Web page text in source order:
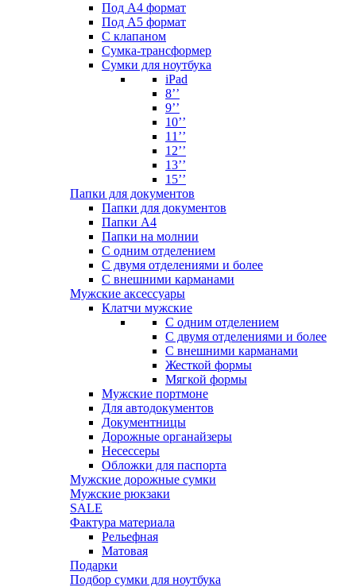
Под А4 формат
Под А5 формат
С клапаном
Сумка-трансформер
Сумки для ноутбука
iPad
8’’
9’’
10’’
11’’
12’’
13’’
15’’
Папки для документов
Папки для документов
Папки А4
Папки на молнии
С одним отделением
С двумя отделениями и более
С внешними карманами
Мужские аксессуары
Клатчи мужские
С одним отделением
С двумя отделениями и более
С внешними карманами
Жесткой формы
Мягкой формы
Мужские портмоне
Для автодокументов
Документницы
Дорожные органайзеры
Несессеры
Обложки для паспорта
Мужские дорожные сумки
Мужские рюкзаки
SALE
Фактура материала
Рельефная
Матовая
Подарки
Подбор сумки для ноутбука